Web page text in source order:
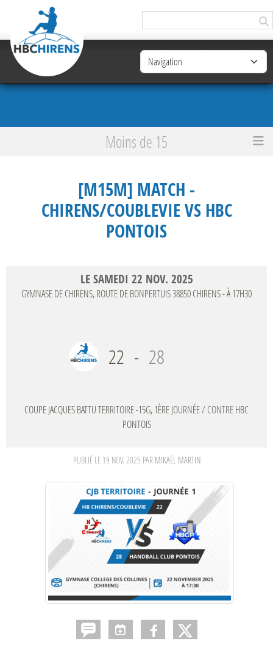
Moins de 15
[M15M] Match - Chirens/Coublevie VS HBC Pontois
[M15M] MATCH -
CHIRENS/COUBLEVIE VS HBC
PONTOIS
LESAMEDI 22 NOV. 2025
GYMNASE DE CHIRENS, ROUTE DE BONPERTUIS38850CHIRENS- À 17H30
22 - 28
COUPE JACQUES BATTU TERRITOIRE -15G, 1ÈRE JOURNÉE/ CONTREHBC
PONTOIS
PUBLIÉ LE 19 NOV. 2025 PAR MIKAËL MARTIN
Panneau de gestion des cookies